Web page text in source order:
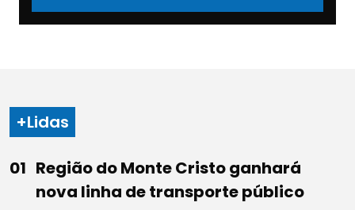
+Lidas
Região do Monte Cristo ganhará
nova linha de transporte público